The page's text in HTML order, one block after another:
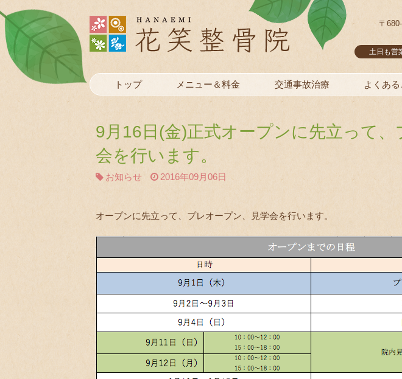
トップ メニュー＆料金 交通事故治療 よくあ
〒
土日も営
9月16日(金)正式オープンに先立って
会を行います。
お知らせ 2016年09月06日
オープンに先立って、プレオープン、見学会を行います。